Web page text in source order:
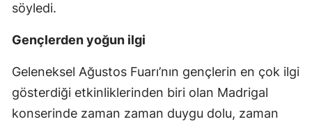
söyledi.
Gençlerden yoğun ilgi
Geleneksel Ağustos Fuarı’nın gençlerin en çok ilgi
gösterdiği etkinliklerinden biri olan Madrigal
konserinde zaman zaman duygu dolu, zaman